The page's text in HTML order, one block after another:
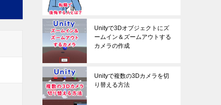
Unityで3Dオブジェクトにズ
ームイン＆ズームアウトする
カメラの作成
Unityで複数の3Dカメラを切
り替える方法